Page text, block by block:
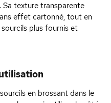
Sa texture transparente
effet cartonné, tout en
plus fournis et
en brossant dans le